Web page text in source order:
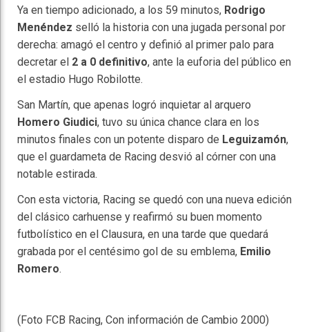
Ya en tiempo adicionado, a los 59 minutos, Rodrigo
Menéndez selló la historia con una jugada personal por
derecha: amagó el centro y definió al primer palo para
decretar el 2 a 0 definitivo, ante la euforia del público en
el estadio Hugo Robilotte.
San Martín, que apenas logró inquietar al arquero
Homero Giudici, tuvo su única chance clara en los
minutos finales con un potente disparo de Leguizamón,
que el guardameta de Racing desvió al córner con una
notable estirada.
Con esta victoria, Racing se quedó con una nueva edición
del clásico carhuense y reafirmó su buen momento
futbolístico en el Clausura, en una tarde que quedará
grabada por el centésimo gol de su emblema, Emilio
Romero.
(Foto FCB Racing, Con información de Cambio 2000)